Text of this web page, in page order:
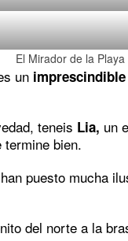
El Mirador de la
un imprescindible
teneis Lia, un
bien.
puesto mucha
del norte a la